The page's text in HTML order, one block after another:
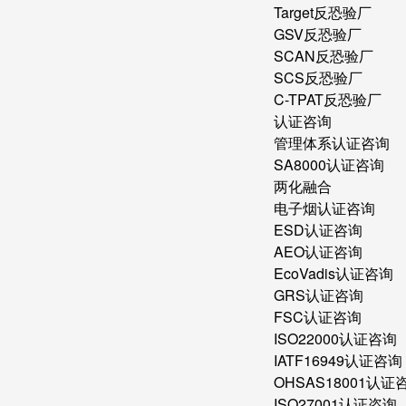
Target反恐验厂
GSV反恐验厂
SCAN反恐验厂
SCS反恐验厂
C-TPAT反恐验厂
认证咨询
管理体系认证咨询
SA8000认证咨询
两化融合
电子烟认证咨询
ESD认证咨询
AEO认证咨询
EcoVadis认证咨询
GRS认证咨询
FSC认证咨询
ISO22000认证咨询
IATF16949认证咨询
OHSAS18001认证